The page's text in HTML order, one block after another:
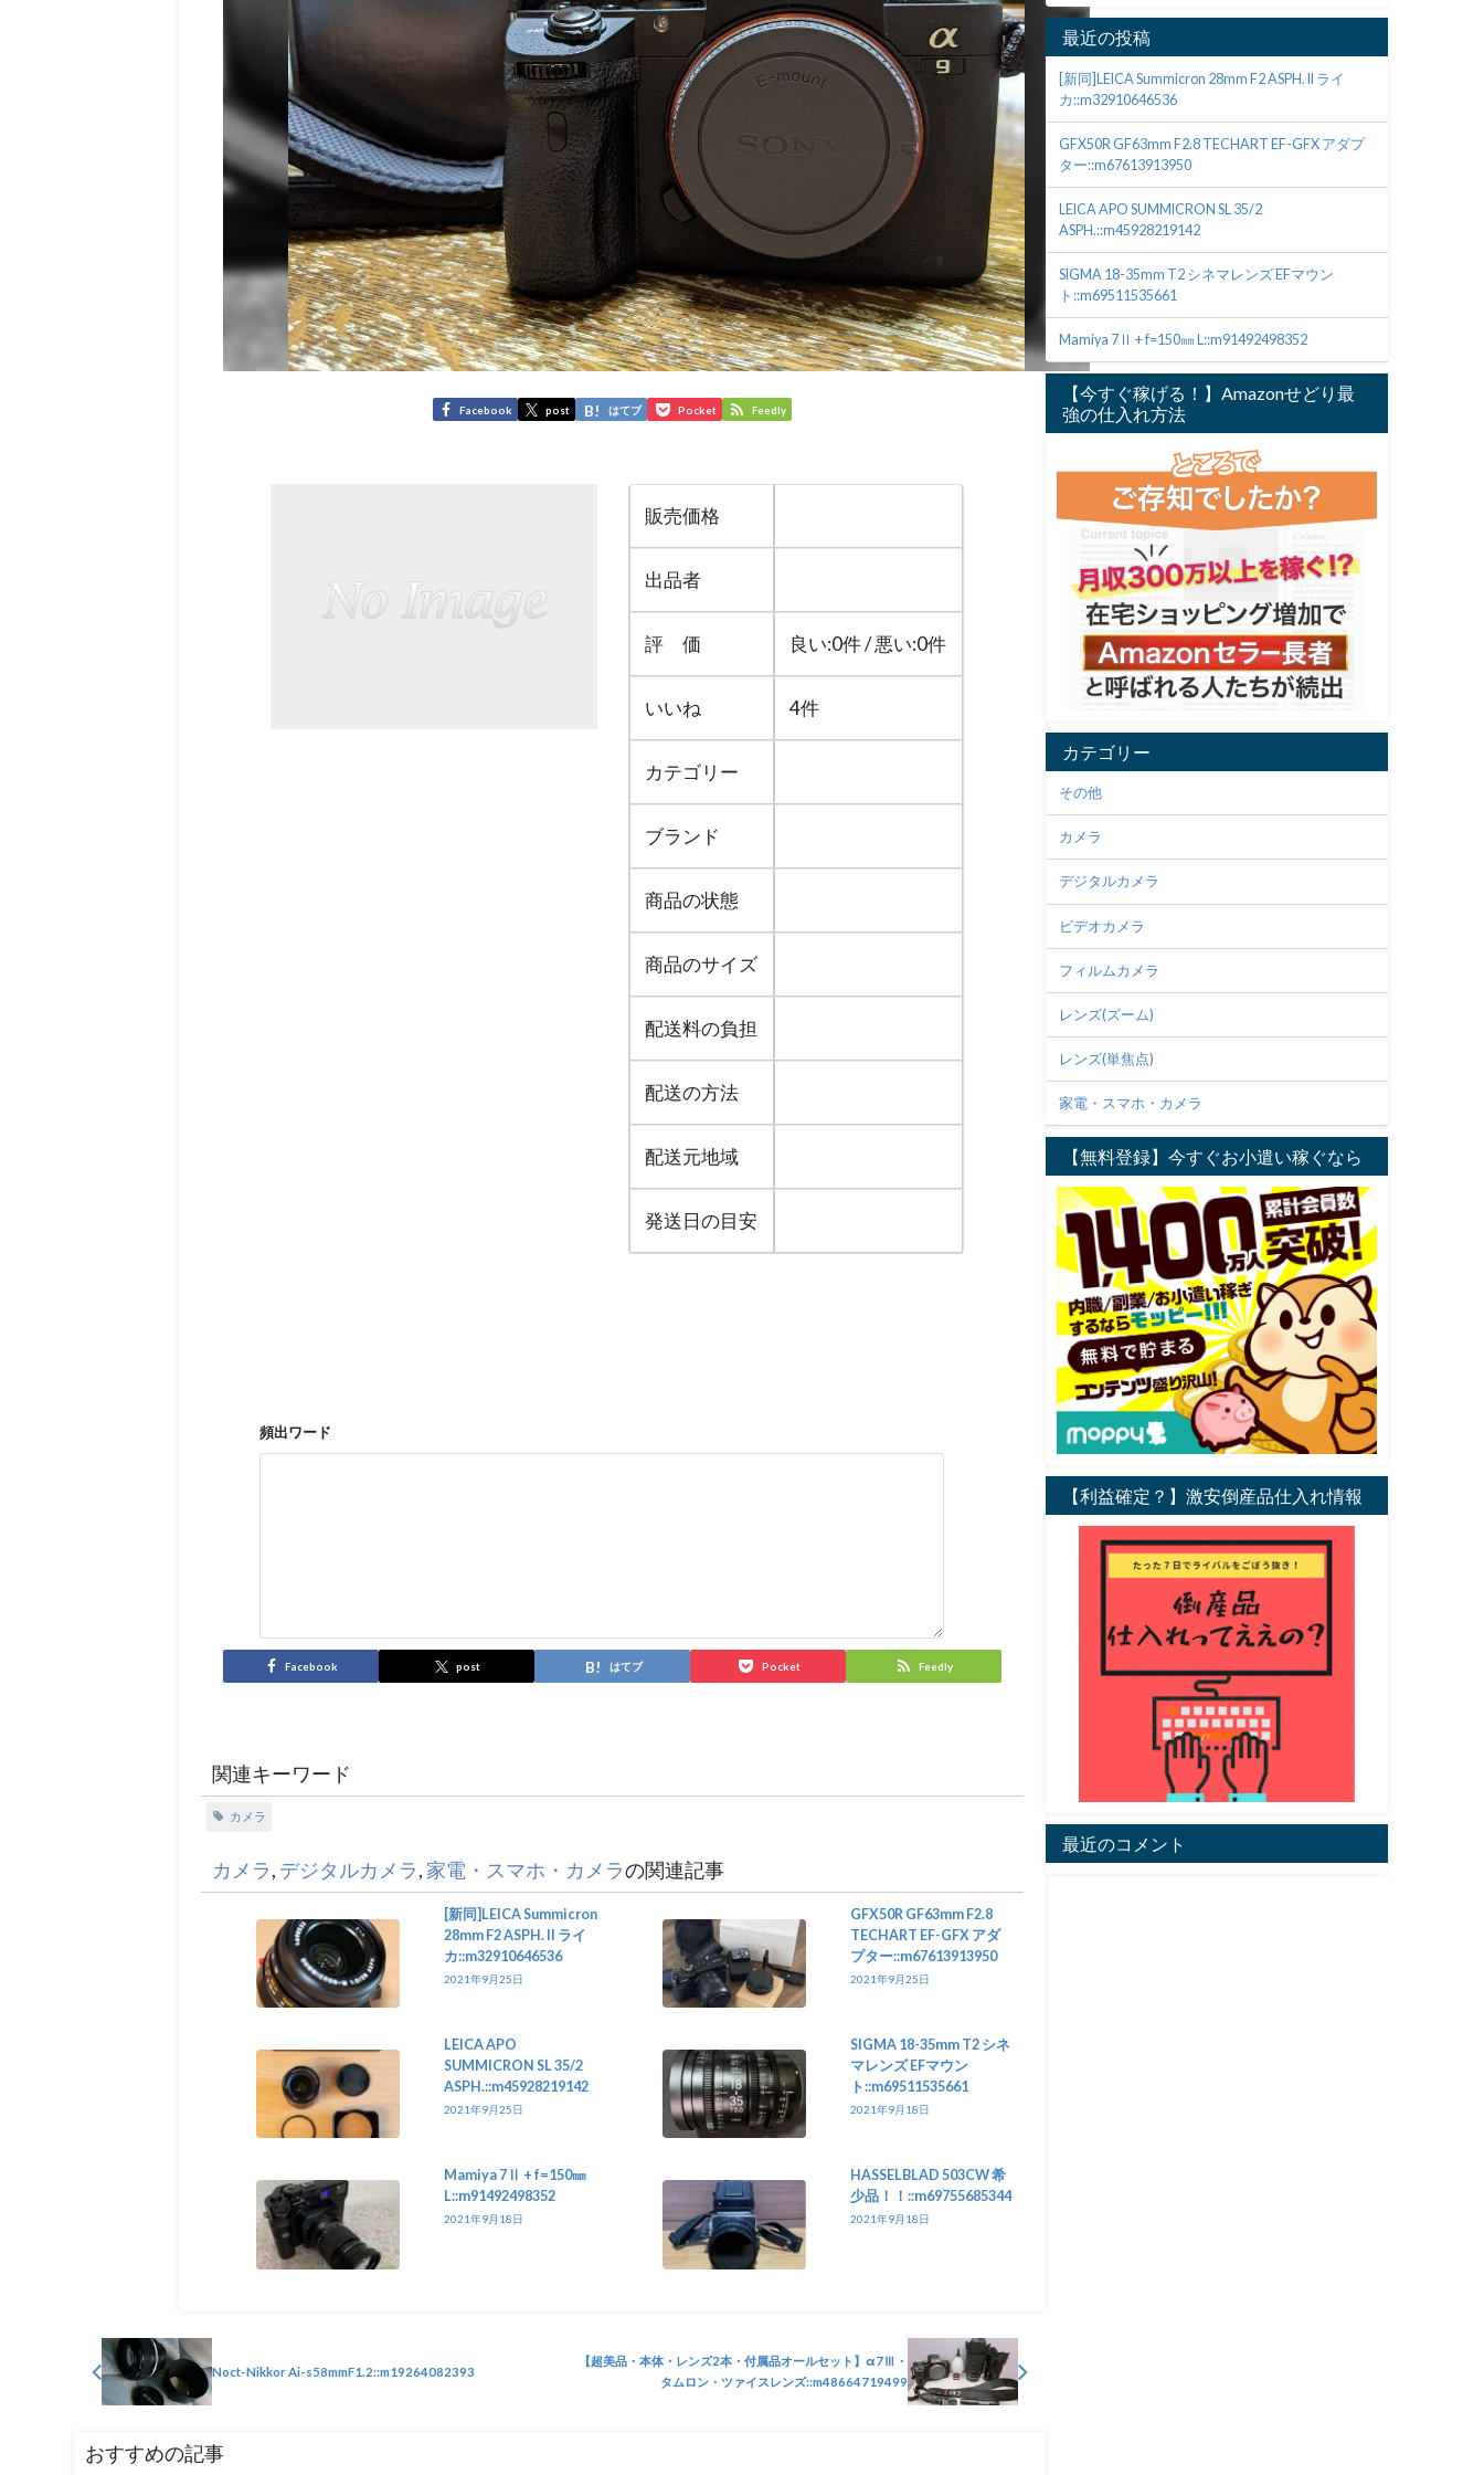
Facebook post はてブ Pocket Feedly
販売価格
出品者
評 価 良い:0件 / 悪い:0件
いいね 4件
カテゴリー
ブランド
商品の状態
商品のサイズ
配送料の負担
配送の方法
配送元地域
発送日の目安
頻出ワード
Facebook post はてブ Pocket Feedly
関連キーワード
カメラ
カメラ, デジタルカメラ, 家電・スマホ・カメラの関連記事
[新同]LEICA Summicron
28mm F2 ASPH. II ライ
カ::m32910646536
2021年9月25日
GFX50R GF63mm F2.8
TECHART EF-GFX アダ
プター::m67613913950
2021年9月25日
LEICA APO
SUMMICRON SL 35/2
ASPH.::m45928219142
2021年9月25日
SIGMA 18-35mm T2 シネ
マレンズ EFマウン
ト::m69511535661
2021年9月18日
Mamiya 7Ⅱ + f=150㎜
L::m91492498352
2021年9月18日
HASSELBLAD 503CW 希
少品！！::m69755685344
2021年9月18日
Noct-Nikkor Ai-s58mmF1.2::m19264082393
【超美品・本体・レンズ2本・付属品オールセット】α7Ⅲ・
タムロン・ツァイスレンズ::m48664719499
おすすめの記事
最近の投稿
[新同]LEICA Summicron 28mm F2 ASPH. II ライ
カ::m32910646536
GFX50R GF63mm F2.8 TECHART EF-GFX アダプ
ター::m67613913950
LEICA APO SUMMICRON SL 35/2
ASPH.::m45928219142
SIGMA 18-35mm T2 シネマレンズ EFマウン
ト::m69511535661
Mamiya 7Ⅱ + f=150㎜ L::m91492498352
【今すぐ稼げる！】Amazonせどり最
強の仕入れ方法
カテゴリー
その他
カメラ
デジタルカメラ
ビデオカメラ
フィルムカメラ
レンズ(ズーム)
レンズ(単焦点)
家電・スマホ・カメラ
【無料登録】今すぐお小遣い稼ぐなら
【利益確定？】激安倒産品仕入れ情報
最近のコメント